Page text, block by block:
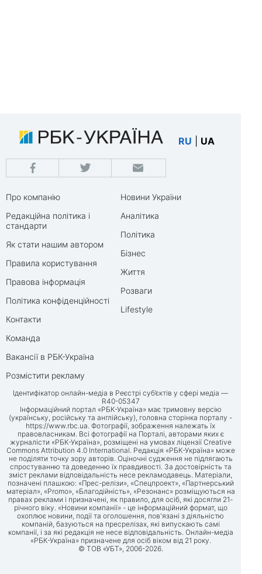
RU UA
Про компанію
Редакційна політика і
стандарти
Як стати нашим автором
Правила користування
Правова інформація
Політика конфіденційності
Контакти
Команда
Вакансії в РБК-Україна
Розмістити рекламу
Новини України
Аналітика
Політика
Бізнес
Життя
Розваги
Lifestyle
Ідентифікатор онлайн-медіа в Реєстрі суб’єктів у сфері медіа —
R40-05347
Інформаційний портал «РБК-Україна» має тримовну версію
(українську, російську та англійську), головна сторінка порталу -
https://www.rbc.ua . Фотографії, зображення належать їх
правовласникам. Всі фотографії на Порталі, авторами яких є
журналісти «РБК-Україна», розміщені на умовах ліцензії Creative
Commons Attribution 4.0 International. Редакція «РБК-Україна» може
не поділяти точку зору авторів. Оціночні судження не підлягають
спростуванню та доведенню їх правдивості. За достовірність та
зміст реклами відповідальність несе рекламодавець. Матеріали,
позначені плашкою: «Прес-релізи», «Спецпроект», «Партнерський
матеріал», «Promo», «Благодійність», «Резонанс» розміщуються на
правах реклами і призначені, як правило, для осіб, які досягли 21-
річного віку. «Новини компанії» - це інформаційний формат, що
охоплює новини, події та оголошення, пов'язані з діяльністю
компаній, базуються на пресрелізах, які випускають самі
компанії, і за які редакція не несе відповідальність. Онлайн-медіа
«РБК-Україна» призначене для осіб віком від 21 року.
© ТОВ «УБТ», 2006-2026.